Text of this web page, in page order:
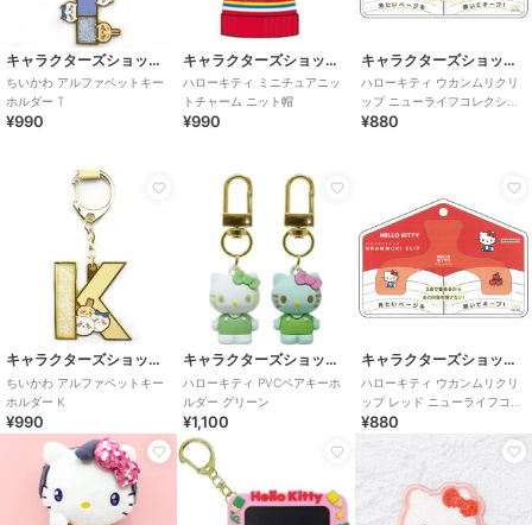
キャラクターズショップ ラフラフ
ちいかわ アルファベットキー
ホルダー T
¥990
キャラクターズショップ ラフラフ
ハローキティ ミニチュアニッ
トチャーム ニット帽
¥990
キャラクターズショップ ラフラフ
ハローキティ ウカンムリクリ
ップ ニューライフコレクショ
ン
¥880
キャラクターズショップ ラフラフ
ちいかわ アルファベットキー
ホルダー K
¥990
キャラクターズショップ ラフラフ
ハローキティ PVCペアキーホ
ルダー グリーン
¥1,100
キャラクターズショップ ラフラフ
ハローキティ ウカンムリクリ
ップ レッド ニューライフコレ
クション
¥880